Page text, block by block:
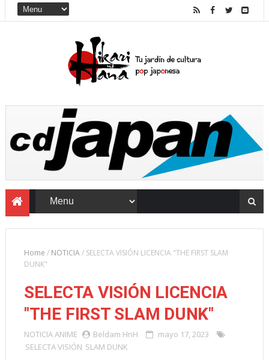
Home / NOTICIA/ SELECTA VISIÓN LICENCIA "THE FIRST SLAM
DUNK"
SELECTA VISIÓN LICENCIA
"THE FIRST SLAM DUNK"
NOTICIAANIME Beldam HnH
mayo 17, 2023
SELECTA VISIÓN SLAM DUNK